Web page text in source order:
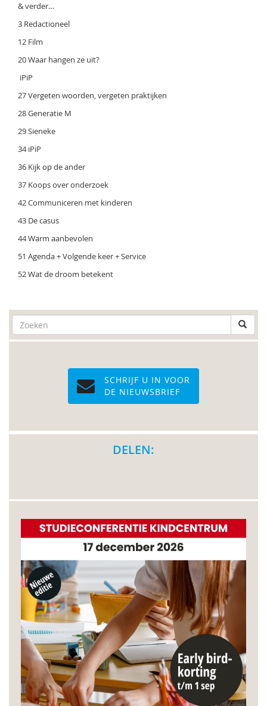
& verder…
3 Redactioneel
12 Film
20 Waar hangen ze uit?
iPiP
27 Vergeten woorden, vergeten praktijken
28 Generatie M
29 Sieneke
34 iPiP
36 Kijk op de ander
37 Koops over onderzoek
42 Communiceren met kinderen
43 De casus
44 Warm aanbevolen
51 Agenda + Volgende keer + Service
52 Wat de droom betekent
SCHRIJF U IN VOOR
DE NIEUWSBRIEF
DELEN: